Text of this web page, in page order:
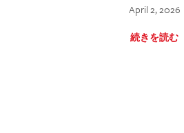
April 2, 2026
続きを読む